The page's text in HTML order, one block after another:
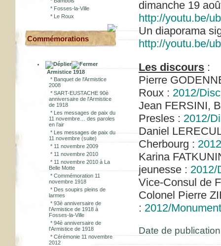
* Fosses-la-Ville
* Le Roux
Commémorations
Armistice 1918
* Banquet de l'Armistice
2008
* SART-EUSTACHE 90è
anniversaire de l'Armistice
de 1918
* Les messages de paix du
11 novembre… des paroles
en l’air
* Les messages de paix du
11 novembre (suite)
* 11 novembre 2009
* 11 novembre 2010
* 11 novembre 2010 à La
Belle Motte
* Commémoration 11
novembre 1918
* Des soupirs pleins de
larmes
* 93è anniversaire de
l'Armistice de 1918 à
Fosses-la-Ville
* 94è anniversaire de
l'Armistice de 1918
* Cérémonie 11 novembre
2012
dimanche 19
http://youtu.be/
Un diaporama
http://youtu.be/
Les discours :
Pierre
Roux : 2012/
Jean FERSINI,
Presles : 2012/
Daniel
Cherbourg :
Karina
jeunesse : 2012/
Vice-Consul de
Colonel Pierre
: 2012/
Date de